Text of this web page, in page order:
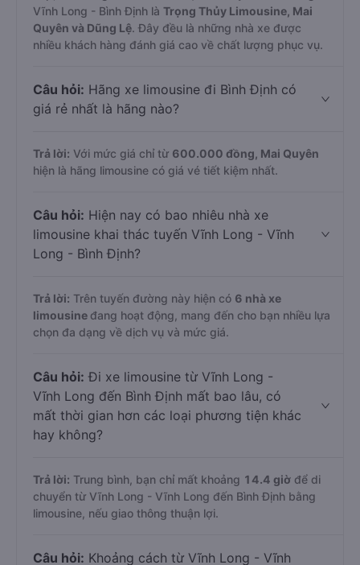
Vĩnh Long - Bình Định là Trọng Thủy Limousine, Mai
Quyên và Dũng Lệ. Đây đều là những nhà xe được
nhiều khách hàng đánh giá cao về chất lượng phục vụ.
Câu hỏi: Hãng xe limousine đi Bình Định có
giá rẻ nhất là hãng nào?
Trả lời: Với mức giá chỉ từ 600.000 đồng, Mai Quyên
hiện là hãng limousine có giá vé tiết kiệm nhất.
Câu hỏi: Hiện nay có bao nhiêu nhà xe
limousine khai thác tuyến Vĩnh Long - Vĩnh
Long - Bình Định?
Trả lời: Trên tuyến đường này hiện có 6 nhà xe
limousine đang hoạt động, mang đến cho bạn nhiều lựa
chọn đa dạng về dịch vụ và mức giá.
Câu hỏi: Đi xe limousine từ Vĩnh Long -
Vĩnh Long đến Bình Định mất bao lâu, có
mất thời gian hơn các loại phương tiện khác
hay không?
Trả lời: Trung bình, bạn chỉ mất khoảng 14.4 giờ để di
chuyển từ Vĩnh Long - Vĩnh Long đến Bình Định bằng
limousine, nếu giao thông thuận lợi.
Câu hỏi: Khoảng cách từ Vĩnh Long - Vĩnh